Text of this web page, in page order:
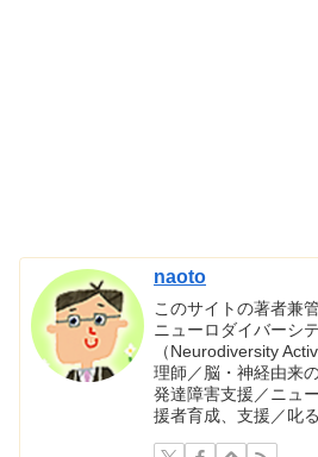
naoto
このサイトの著者兼
ニューロダイバーシ
（Neurodiversity
理師／脳・神経由来
発達障害支援／ニュ
援者育成、支援／叱